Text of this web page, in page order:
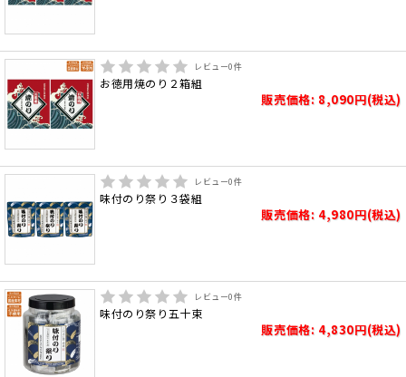
レビュー0件
お徳用焼のり２箱組
販売価格: 8,090円(税込)
レビュー0件
味付のり祭り３袋組
販売価格: 4,980円(税込)
レビュー0件
味付のり祭り五十束
販売価格: 4,830円(税込)